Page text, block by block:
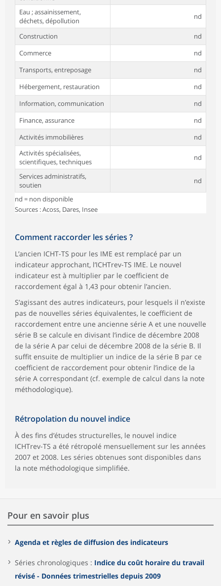
Eau ; assainissement,
déchets, dépollution
nd
Construction
nd
Commerce
nd
Transports, entreposage
nd
Hébergement, restauration
nd
Information, communication
nd
Finance, assurance
nd
Activités immobilières
nd
Activités spécialisées,
scientifiques, techniques
nd
Services administratifs,
soutien
nd
nd = non disponible
Sources : Acoss, Dares, Insee
Comment raccorder les séries ?
L’ancien ICHT-TS pour les IME est remplacé par un
indicateur approchant, l’ICHTrev-TS IME. Le nouvel
indicateur est à multiplier par le coefficient de
raccordement égal à 1,43 pour obtenir l’ancien.
S’agissant des autres indicateurs, pour lesquels il n’existe
pas de nouvelles séries équivalentes, le coefficient de
raccordement entre une ancienne série A et une nouvelle
série B se calcule en divisant l’indice de décembre 2008
de la série A par celui de décembre 2008 de la série B. Il
suffit ensuite de multiplier un indice de la série B par ce
coefficient de raccordement pour obtenir l’indice de la
série A correspondant (cf. exemple de calcul dans la note
méthodologique).
Rétropolation du nouvel indice
À des fins d’études structurelles, le nouvel indice
ICHTrev-TS a été rétropolé mensuellement sur les années
2007 et 2008. Les séries obtenues sont disponibles dans
la note méthodologique simplifiée.
Pour en savoir plus
Agenda et règles de diffusion des indicateurs
Séries chronologiques : Indice du coût horaire du travail
révisé - Données trimestrielles depuis 2009